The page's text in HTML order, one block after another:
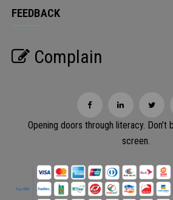
FEEDBACK
Complain
Opening doors through literacy. Don’t
screen.